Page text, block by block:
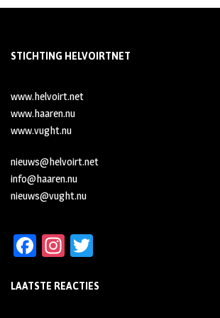
STICHTING HELVOIRTNET
www.helvoirt.net
www.haaren.nu
www.vught.nu
nieuws@helvoirt.net
info@haaren.nu
nieuws@vught.nu
Fa
b
In
ag tt
LAATSTE REACTIES